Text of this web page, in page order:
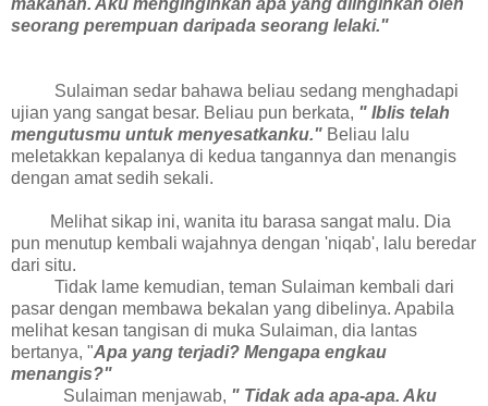
seorang perempuan daripada seorang lelaki."
Sulaiman sedar bahawa beliau sedang menghadapi
ujian yang sangat besar. Beliau pun berkata, " Iblis telah
mengutusmu untuk menyesatkanku." Beliau lalu
meletakkan kepalanya di kedua tangannya dan menangis
dengan amat sedih sekali.
Melihat sikap ini, wanita itu barasa sangat malu. Dia
pun menutup kembali wajahnya dengan 'niqab', lalu beredar
dari situ.
Tidak lame kemudian, teman Sulaiman kembali dari
pasar dengan membawa bekalan yang dibelinya. Apabila
melihat kesan tangisan di muka Sulaiman, dia lantas
bertanya, "Apa yang terjadi? Mengapa engkau
menangis?"
Sulaiman menjawab, " Tidak ada apa-apa. Aku